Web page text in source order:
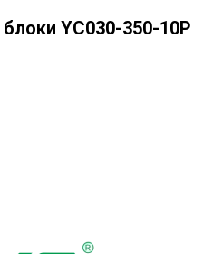
YC030-350-10P